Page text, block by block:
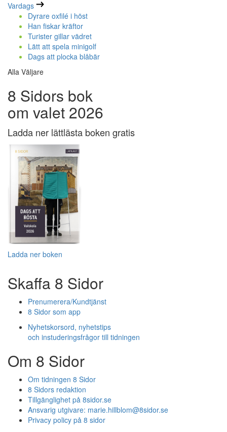
Vardags
Dyrare oxfilé i höst
Han fiskar kräftor
Turister gillar vädret
Lätt att spela minigolf
Dags att plocka blåbär
Alla Väljare
8 Sidors bok
om valet 2026
Ladda ner lättlästa boken gratis
Ladda ner boken
Skaffa 8 Sidor
Prenumerera/Kundtjänst
8 Sidor som app
Nyhetskorsord, nyhetstips
och instuderingsfrågor till tidningen
Om 8 Sidor
Om tidningen 8 Sidor
8 Sidors redaktion
Tillgänglighet på 8sidor.se
Ansvarig utgivare: marie.hillblom@8sidor.se
Privacy policy på 8 sidor